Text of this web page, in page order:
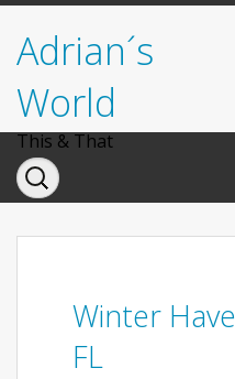
Adrian´s
World
This & That
Norwegen
Winter
FL